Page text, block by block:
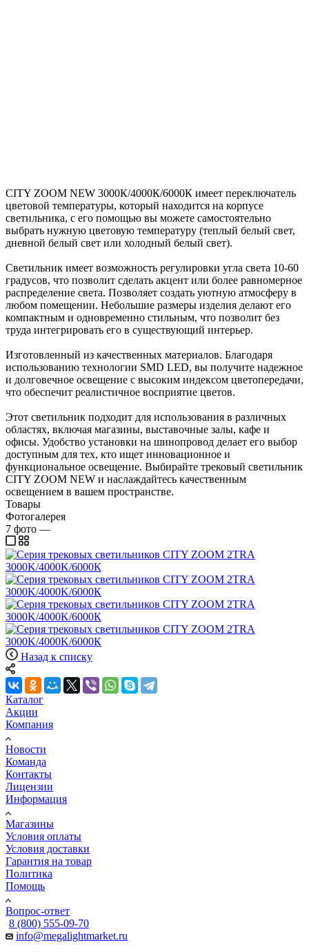
CITY ZOOM NEW 3000К/4000К/6000К имеет переключатель
цветовой температуры, который находится на корпусе
светильника, с его помощью вы можете самостоятельно
выбрать нужную цветовую температуру (теплый белый свет,
дневной белый свет или холодный белый свет).
Светильник имеет возможность регулировки угла света 10-60
градусов, что позволит сделать акцент или более равномерное
распределение света. Позволяет создать уютную атмосферу в
любом помещении. Небольшие размеры изделия делают его
компактным и одновременно стильным, что позволит без
труда интегрировать его в существующий интерьер.
Изготовленный из качественных материалов. Благодаря
использованию технологии SMD LED, вы получите надежное
и долговечное освещение с высоким индексом цветопередачи,
что обеспечит реалистичное восприятие цветов.
Этот светильник подходит для использования в различных
областях, включая магазины, выставочные залы, кафе и
офисы. Удобство установки на шинопровод делает его выбор
доступным для тех, кто ищет инновационное и
функциональное освещение. Выбирайте трековый светильник
CITY ZOOM NEW и наслаждайтесь качественным
освещением в вашем пространстве.
Товары
Фотогалерея
7 фото —
Назад к списку
Каталог
Акции
Компания
Новости
Команда
Контакты
Лицензии
Информация
Магазины
Условия оплаты
Условия доставки
Гарантия на товар
Политика
Помощь
Вопрос-ответ
8 (800) 555-09-70
info@megalightmarket.ru